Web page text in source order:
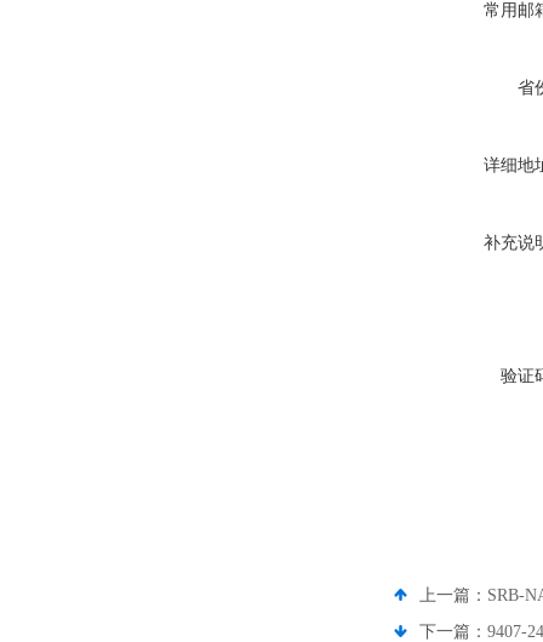
常用邮
省
详细地
补充说
验证
上一篇： SRB-
下一篇： 9407-